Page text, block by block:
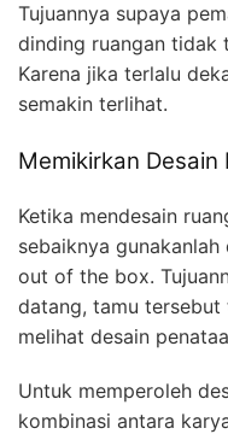
Tujuannya supaya
dinding ruangan tidak
Karena jika terlalu
semakin terlihat.
Memikirkan Desain
Ketika mendesain
sebaiknya
out of the box.
datang, tamu tersebut
melihat desain
Untuk memperoleh
kombinasi antara